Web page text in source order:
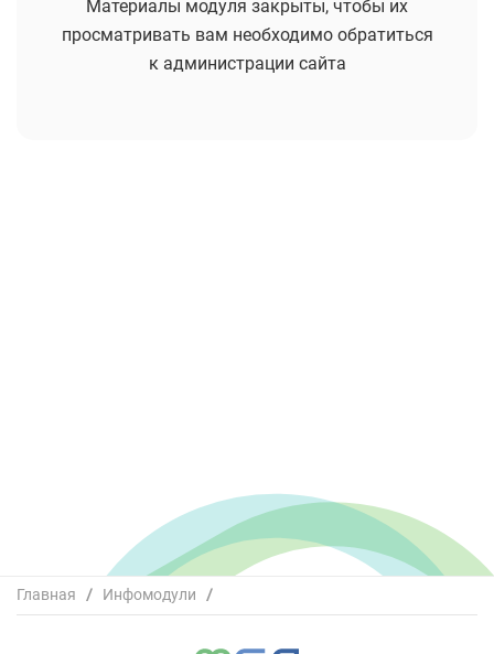
Материалы модуля закрыты, чтобы их
просматривать вам необходимо обратиться
к администрации сайта
Главная / Инфомодули
/
Научно-практический семинар "Репродуктивная